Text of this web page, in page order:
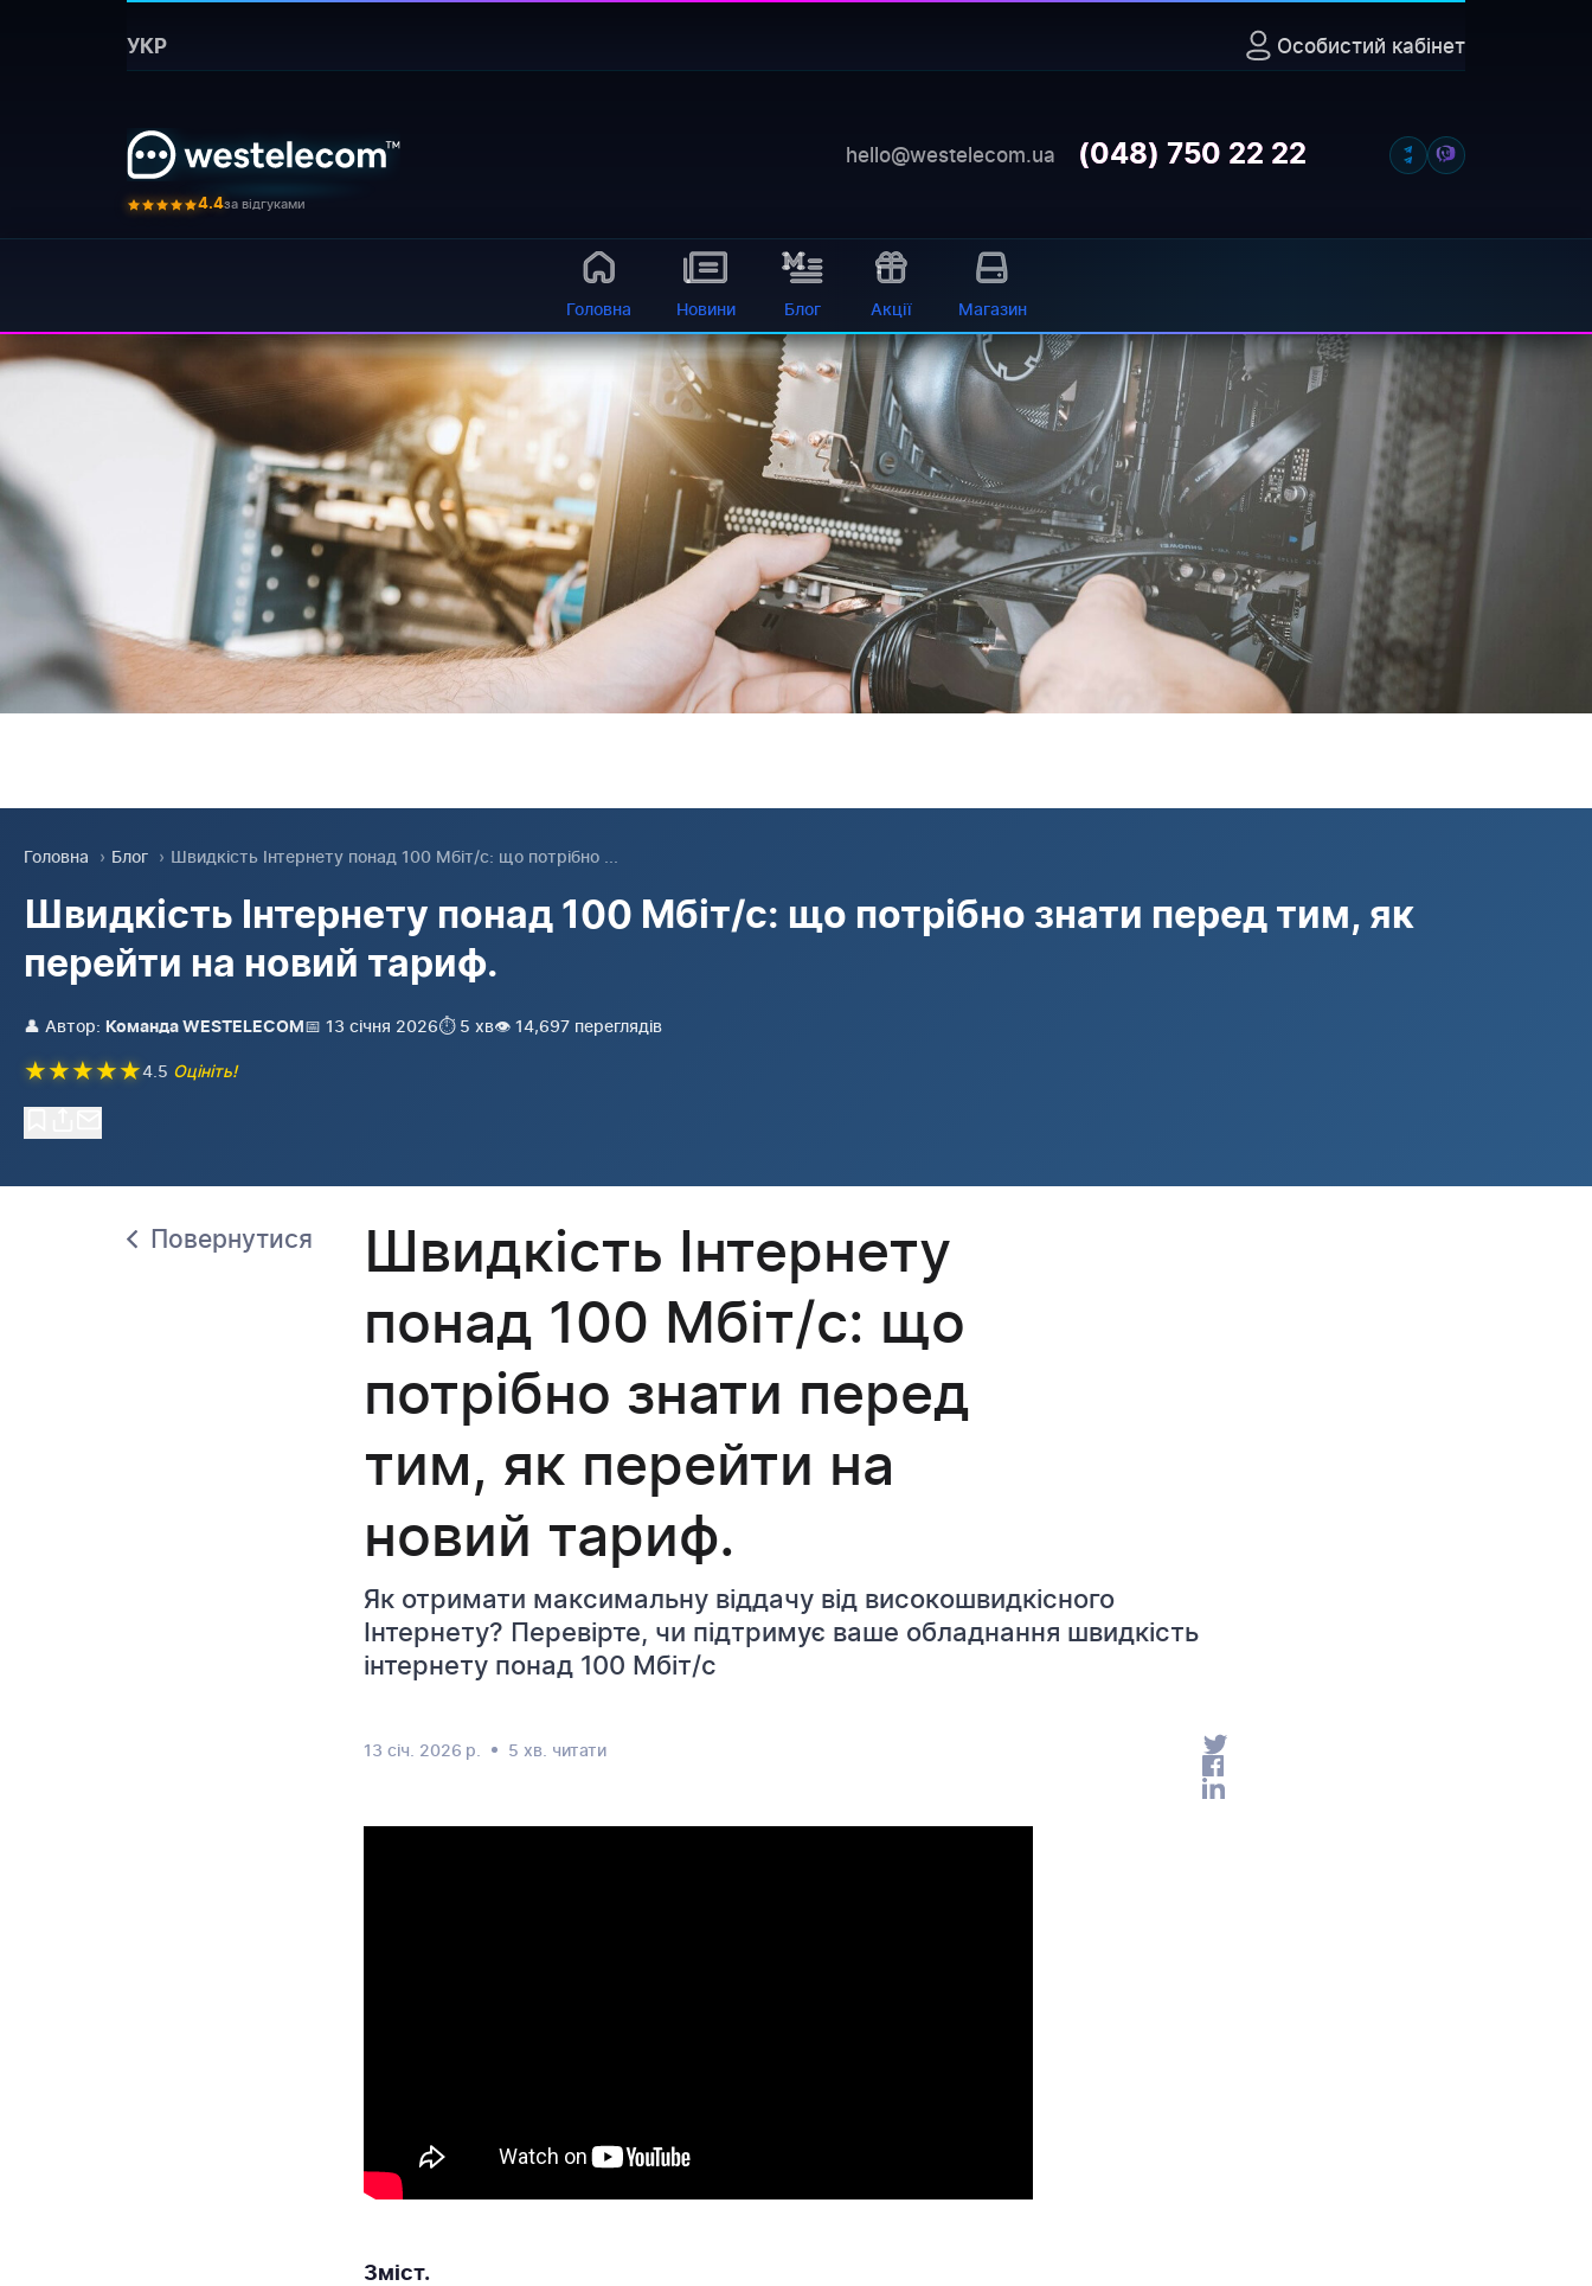
УКР Особистий кабінет
4.4за відгуками
hello@westelecom.ua (048) 750 22 22
Головна Новини Блог Акції Магазин
⚡ Коротко:Як отримати максимальну віддачу від високошвидкісного Інтернету? Важливо переконатися, чи
Головна › Блог › Швидкість Інтернету понад 100 Мбіт/с: що потрібно ...
Швидкість Інтернету понад 100 Мбіт/с: що потрібно знати перед тим, як
перейти на новий тариф.
👤 Автор: Команда WESTELECOM 📅 13 січня 2026⏱️ 5 хв👁️ 14,697 переглядів
★★★★★4.5 Оцініть!
Повернутися
Швидкість Інтернету
понад 100 Мбіт/с: що
потрібно знати перед
тим, як перейти на
новий тариф.
Як отримати максимальну віддачу від високошвидкісного
Інтернету? Перевірте, чи підтримує ваше обладнання швидкість
інтернету понад 100 Мбіт/с
13 січ. 2026 р. 5 хв. читати
Зміст.